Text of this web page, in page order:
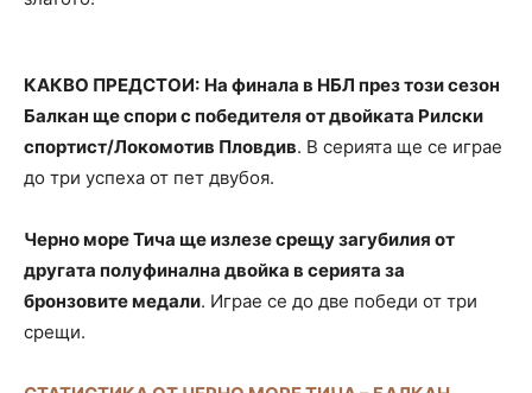
КАКВО ПРЕДСТОИ: На финала в НБЛ през този сезон
Балкан ще спори с победителя от двойката Рилски
спортист/Локомотив Пловдив. В серията ще се играе
до три успеха от пет двубоя.
Черно море Тича ще излезе срещу загубилия от
другата полуфинална двойка в серията за
бронзовите медали. Играе се до две победи от три
срещи.